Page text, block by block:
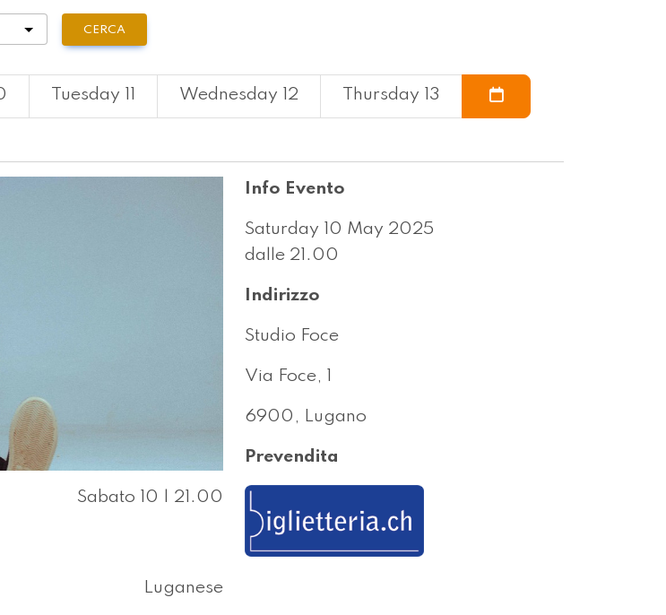
CERCA
Tuesday 11 Wednesday 12 Thursday 13
Sabato 10 | 21.00
Luganese
Info Evento
Saturday 10 May 2025
dalle 21.00
Indirizzo
Studio Foce
Via Foce, 1
6900, Lugano
Prevendita